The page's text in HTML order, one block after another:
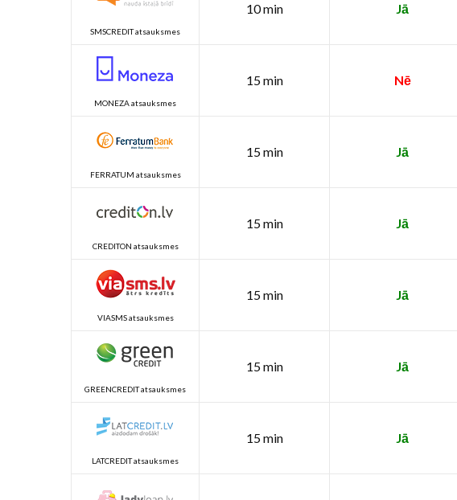
SMSCREDIT atsauksmes
10 min Jā
MONEZA atsauksmes
15 min Nē
FERRATUM atsauksmes
15 min Jā
CREDITON atsauksmes
15 min Jā
VIASMS atsauksmes
15 min Jā
GREENCREDIT atsauksmes
15 min Jā
LATCREDIT atsauksmes
15 min Jā